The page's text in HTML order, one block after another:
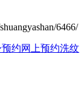
6466/
约网上预约洗纹